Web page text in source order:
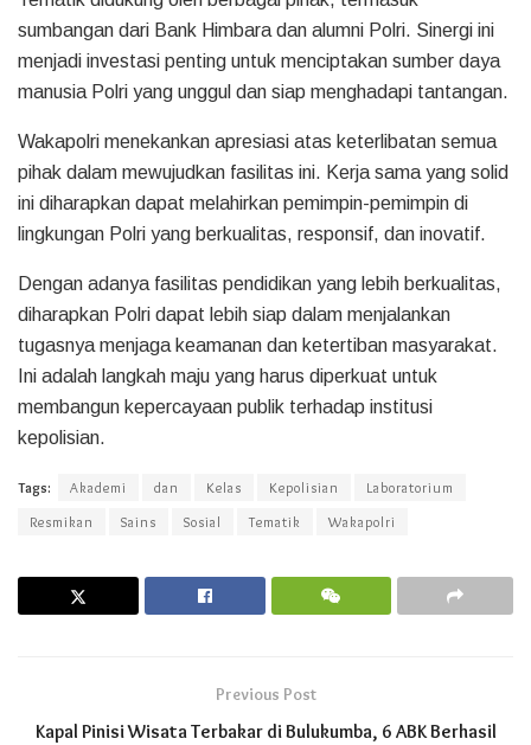
sumbangan dari Bank Himbara dan alumni Polri. Sinergi ini
menjadi investasi penting untuk menciptakan sumber daya
manusia Polri yang unggul dan siap menghadapi tantangan.
Wakapolri menekankan apresiasi atas keterlibatan semua
pihak dalam mewujudkan fasilitas ini. Kerja sama yang solid
ini diharapkan dapat melahirkan pemimpin-pemimpin di
lingkungan Polri yang berkualitas, responsif, dan inovatif.
Dengan adanya fasilitas pendidikan yang lebih berkualitas,
diharapkan Polri dapat lebih siap dalam menjalankan
tugasnya menjaga keamanan dan ketertiban masyarakat.
Ini adalah langkah maju yang harus diperkuat untuk
membangun kepercayaan publik terhadap institusi
kepolisian.
Tags: Akademi dan Kelas Kepolisian
Laboratorium
Resmikan
Sains Sosial Tematik Wakapolri
Previous Post
Kapal Pinisi Wisata Terbakar di Bulukumba, 6 ABK Berhasil